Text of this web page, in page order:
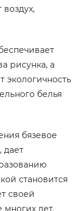
рисунка, а
экологичность
белья
бязевое
дает
становится
своей
многих лет.